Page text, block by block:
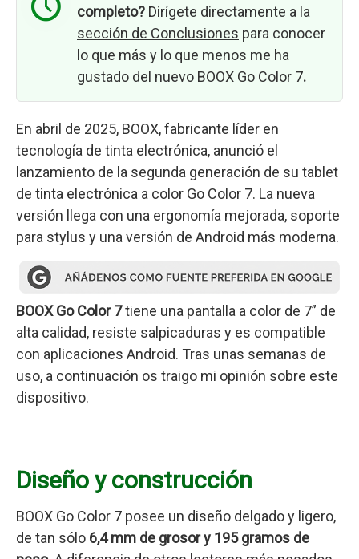
completo? Dirígete directamente a la
sección de Conclusiones para conocer
lo que más y lo que menos me ha
gustado del nuevo BOOX Go Color 7.
En abril de 2025, BOOX, fabricante líder en
tecnología de tinta electrónica, anunció el
lanzamiento de la segunda generación de su tablet
de tinta electrónica a color Go Color 7. La nueva
versión llega con una ergonomía mejorada, soporte
para stylus y una versión de Android más moderna.
BOOX Go Color 7tiene una pantalla a color de 7” de
alta calidad, resiste salpicaduras y es compatible
con aplicaciones Android. Tras unas semanas de
uso, a continuación os traigo mi opinión sobre este
dispositivo.
Diseño y construcción
BOOX Go Color 7 posee un diseño delgado y ligero,
de tan sólo 6,4 mm de grosor y 195 gramos de